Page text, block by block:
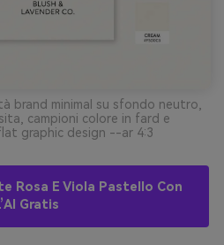
brand minimal su sfondo neutro,
campioni colore in fard e
graphic design --ar 4:3
Rosa E Viola Pastello Con
Gratis